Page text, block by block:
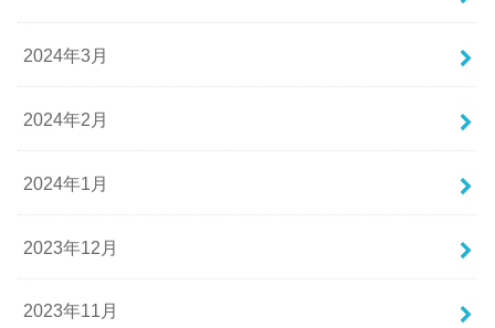
2024年3月
2024年2月
2024年1月
2023年12月
2023年11月